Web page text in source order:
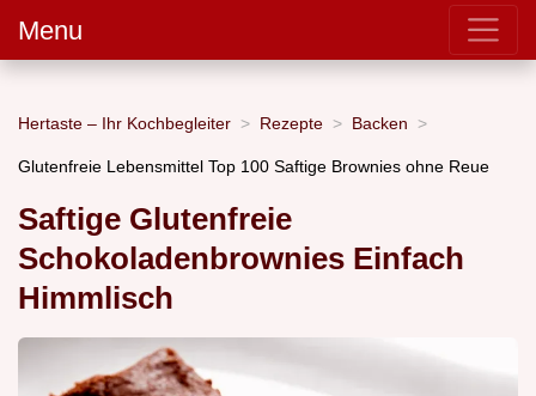
Menu
Hertaste – Ihr Kochbegleiter Rezepte Backen
Glutenfreie Lebensmittel Top 100 Saftige Brownies ohne Reue
Saftige Glutenfreie
Schokoladenbrownies Einfach
Himmlisch